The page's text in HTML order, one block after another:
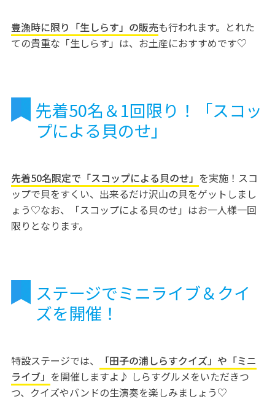
豊漁時に限り「生しらす」の販売も行われます。とれた
ての貴重な「生しらす」は、お土産におすすめです♡
先着50名＆1回限り！「スコッ
プによる貝のせ」
先着50名限定で「スコップによる貝のせ」 を実施！スコ
ップで貝をすくい、出来るだけ沢山の貝をゲットしまし
ょう♡なお、「スコップによる貝のせ」はお一人様一回
限りとなります。
ステージでミニライブ＆クイ
ズを開催！
特設ステージでは、
「田子の浦しらすクイズ」や「ミニ
ライブ」 を開催しますよ♪ しらすグルメをいただきつ
つ、クイズやバンドの生演奏を楽しみましょう♡